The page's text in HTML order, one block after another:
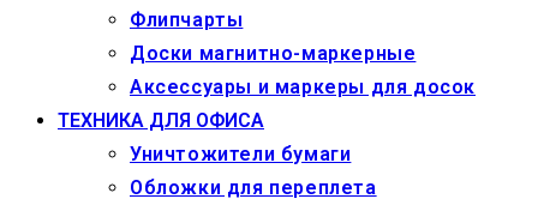
Флипчарты
Доски магнитно-маркерные
Аксессуары и маркеры для досок
ТЕХНИКА ДЛЯ ОФИСА
Уничтожители бумаги
Обложки для переплета